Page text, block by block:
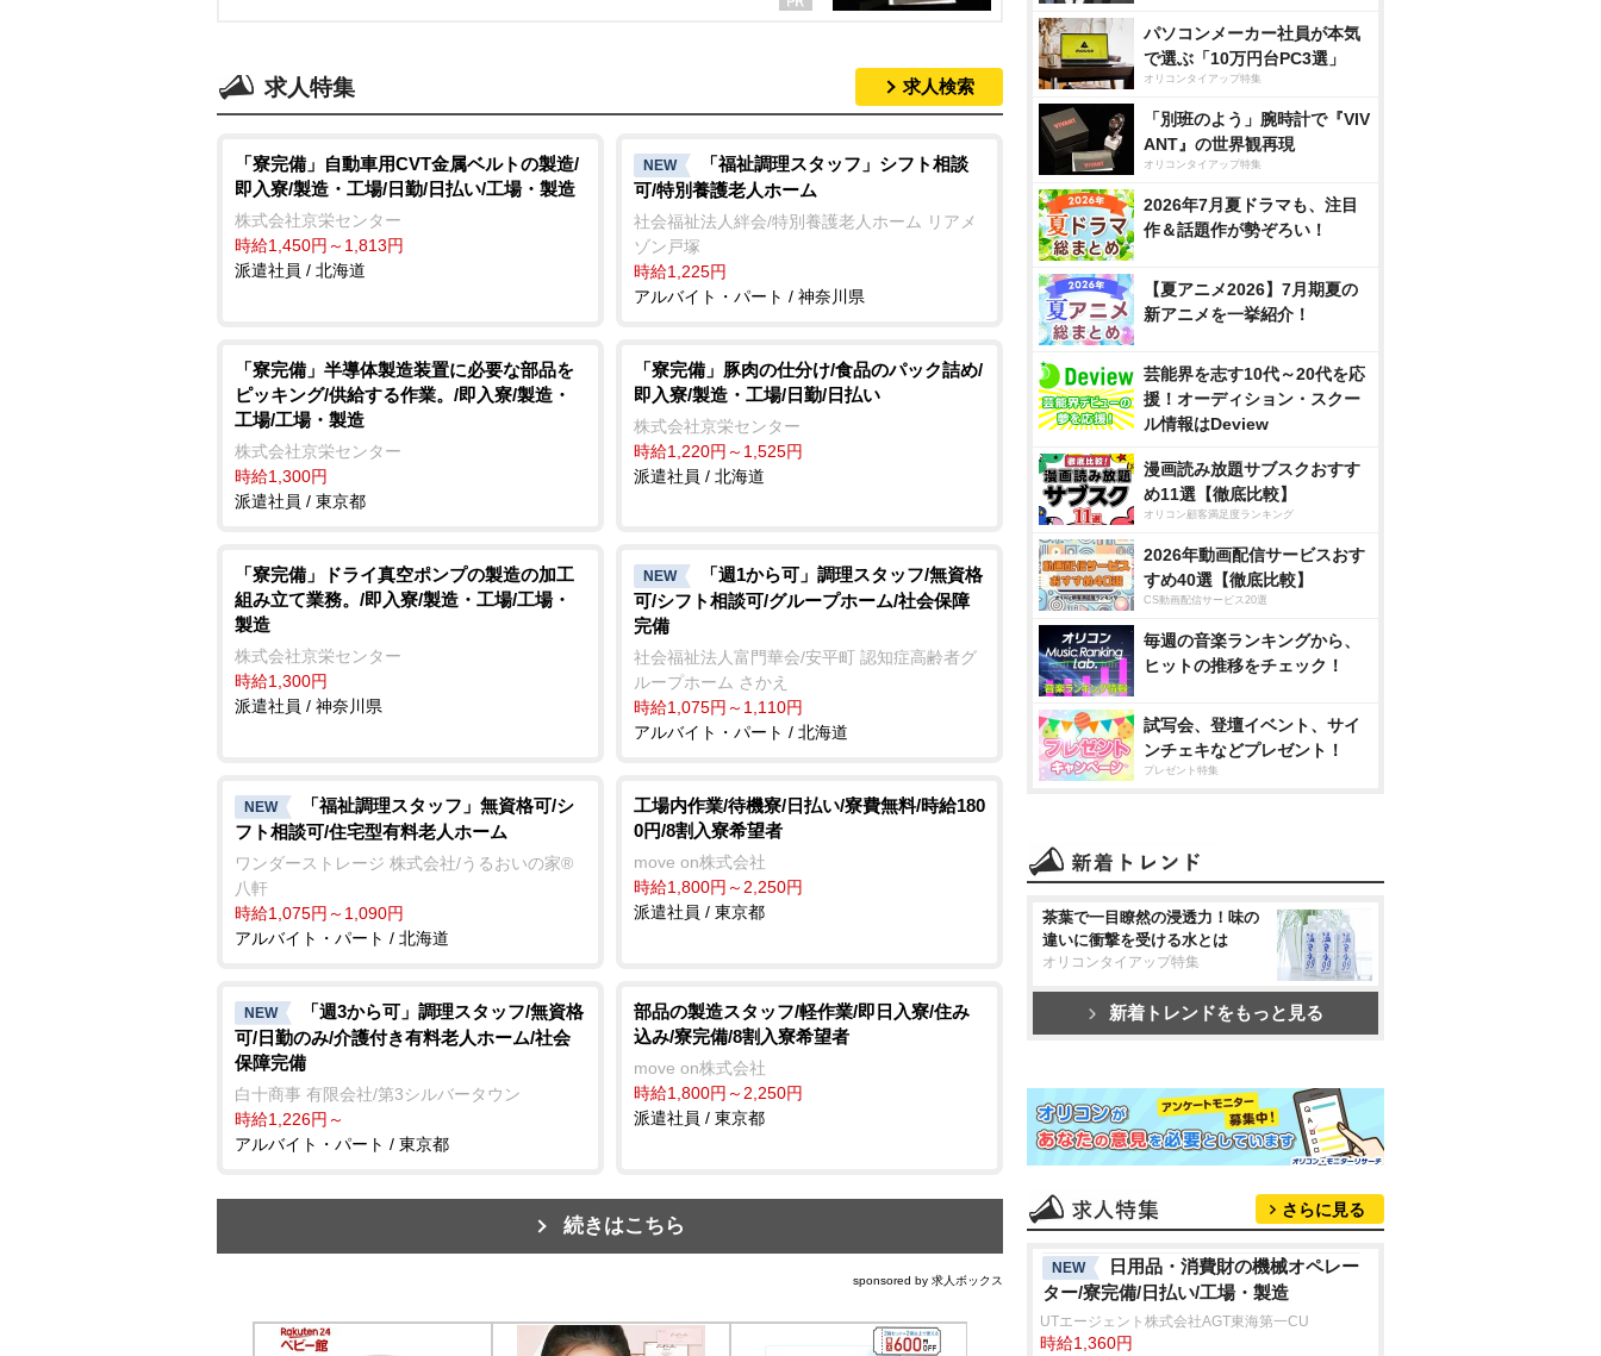
求人特集 求人検索
「寮完備」自動車用CVT金属ベルトの製造/
即入寮/製造・工場/日勤/日払い/工場・製造
株式会社京栄センター
時給1,450円～1,813円
派遣社員 / 北海道
NEW
「福祉調理スタッフ」シフト相談
可/特別養護老人ホーム
社会福祉法人絆会/特別養護老人ホーム リアメ
ゾン戸塚
時給1,225円
アルバイト・パート / 神奈川県
「寮完備」半導体製造装置に必要な部品を
ピッキング/供給する作業。/即入寮/製造・
工場/工場・製造
株式会社京栄センター
時給1,300円
派遣社員 / 東京都
「寮完備」豚肉の仕分け/食品のパック詰め/
即入寮/製造・工場/日勤/日払い
株式会社京栄センター
時給1,220円～1,525円
派遣社員 / 北海道
「寮完備」ドライ真空ポンプの製造の加工
組み立て業務。/即入寮/製造・工場/工場・
製造
株式会社京栄センター
時給1,300円
派遣社員 / 神奈川県
NEW
「週1から可」調理スタッフ/無資格
可/シフト相談可/グループホーム/社会保障
完備
社会福祉法人富門華会/安平町 認知症高齢者グ
ループホーム さかえ
時給1,075円～1,110円
アルバイト・パート / 北海道
NEW
「福祉調理スタッフ」無資格可/シ
フト相談可/住宅型有料老人ホーム
ワンダーストレージ 株式会社/うるおいの家®
八軒
時給1,075円～1,090円
アルバイト・パート / 北海道
工場内作業/待機寮/日払い/寮費無料/時給180
0円/8割入寮希望者
move on株式会社
時給1,800円～2,250円
派遣社員 / 東京都
NEW
「週3から可」調理スタッフ/無資格
可/日勤のみ/介護付き有料老人ホーム/社会
保障完備
白十商事 有限会社/第3シルバータウン
時給1,226円～
アルバイト・パート / 東京都
部品の製造スタッフ/軽作業/即日入寮/住み
込み/寮完備/8割入寮希望者
move on株式会社
時給1,800円～2,250円
派遣社員 / 東京都
続きはこちら
sponsored by 求人ボックス
パソコンメーカー社員が本気
で選ぶ「10万円台PC3選」
オリコンタイアップ特集
「別班のよう」腕時計で『VIV
ANT』の世界観再現
オリコンタイアップ特集
2026年7月夏ドラマも、注目
作＆話題作が勢ぞろい！
【夏アニメ2026】7月期夏の
新アニメを一挙紹介！
芸能界を志す10代～20代を応
援！オーディション・スクー
ル情報はDeview
漫画読み放題サブスクおすす
め11選【徹底比較】
オリコン顧客満足度ランキング
2026年動画配信サービスおす
すめ40選【徹底比較】
CS動画配信サービス20選
毎週の音楽ランキングから、
ヒットの推移をチェック！
試写会、登壇イベント、サイ
ンチェキなどプレゼント！
プレゼント特集
茶葉で一目瞭然の浸透力！味の
違いに衝撃を受ける水とは
オリコンタイアップ特集
新着トレンドをもっと見る
さらに見る
NEW
日用品・消費財の機械オペレー
ター/寮完備/日払い/工場・製造
UTエージェント株式会社AGT東海第一CU
時給1,360円